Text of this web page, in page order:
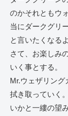
のかそれともウ
当にダークグリ
と言いたくなる
さて、お楽しみ
いく事とする。
Mr.ウェザリング
拭き取っていく
いかと一縷の望